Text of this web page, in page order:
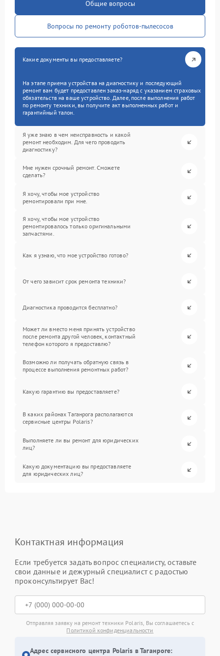
Общие вопросы
Вопросы по ремонту роботов-пылесосов
Какие документы вы предоставляете?
На этапе приема устройства на диагностику и последующий
ремонт вам будет предоставлен заказ-наряд с указанием страховых
обязательств на ваше устройство. Далее, после выполнения работ
по ремонту техники, вы получите акт выполненных работ и
гарантийный талон.
Я уже знаю в чем неисправность и какой
ремонт необходим. Для чего проводить
диагностику?
Мне нужен срочный ремонт. Сможете
сделать?
Я хочу, чтобы мое устройство
ремонтировали при мне.
Я хочу, чтобы мое устройство
ремонтировалось только оригинальными
запчастями.
Как я узнаю, что мое устройство готово?
От чего зависит срок ремонта техники?
Диагностика проводится бесплатно?
Может ли вместо меня принять устройство
после ремонта другой человек, контактный
телефон которого я предоставлю?
Возможно ли получать обратную связь в
процессе выполнения ремонтных работ?
Какую гарантию вы предоставляете?
В каких районах Таганрога располагаются
сервисные центры Polaris?
Выполняете ли вы ремонт для юридических
лиц?
Какую документацию вы предоставляете
для юридических лиц?
Контактная информация
Если требуется задать вопрос специалисту, оставьте
свои данные и дежурный специалист с радостью
проконсультирует Вас!
Отправляя заявку на ремонт техники Polaris, Вы соглашаетесь с
Политикой конфиденциальности
Адрес сервисного центра Polaris в Таганроге: